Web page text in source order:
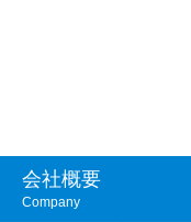
会社概要
Company